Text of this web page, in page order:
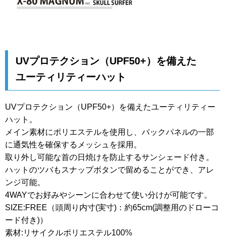
UVプロテクション（UPF50+）を備えた
ユーティリティーハット
UVプロテクション（UPF50+）を備えたユーティリティー
ハット。
メイン素材にポリエステルを使用し、バックパネルの一部
に通気性を確保するメッシュを採用。
取り外し可能な首の日焼けを防止するサンシェード付き。
ハットのツバもスナップボタンで留めることができ、アレ
ンジ可能。
4WAYでお好みやシーンに合わせて使い分けが可能です。
SIZE:FREE（頭周り内寸(実寸)：約65cm(調整用のドローコ
ード付き)）
素材:リサイクルポリエステル100%